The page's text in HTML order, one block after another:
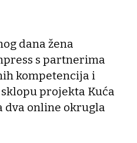
dana žena
s partnerima
kompetencija i
projekta Kuća
dva online okrugla